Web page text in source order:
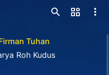
Tuhan
Roh Kudus